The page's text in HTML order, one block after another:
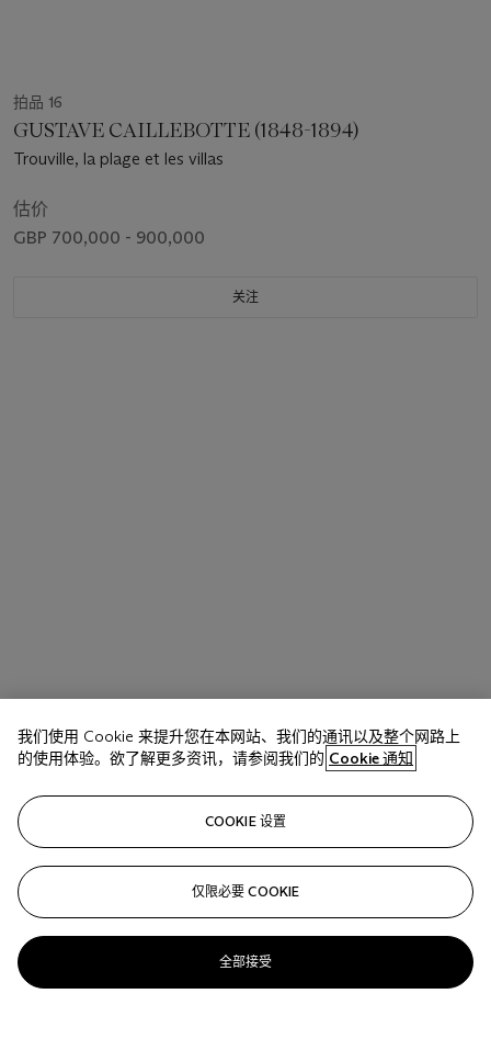
拍品 16
GUSTAVE CAILLEBOTTE (1848-1894)
Trouville, la plage et les villas
估价
GBP 700,000 - 900,000
关注
A WOOD SCULPTURE OF A STANDING FEMALE
SHINTO DEITY
我们使用 Cookie 来提升您在本网站、我们的通讯以及整个网路上
的使用体验。欲了解更多资讯，请参阅我们的 Cookie 通知
COOKIE 设置
仅限必要 COOKIE
全部接受